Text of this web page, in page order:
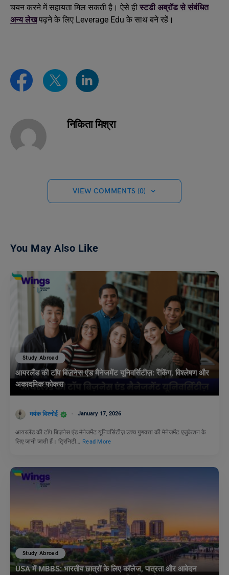
चयन करने में सहायता मिल सकती है। ऐसे ही स्टडी अब्रॉड से संबंधित
अन्य लेख पढ़ने के लिए Leverage Edu के साथ बने रहें।
निकिता मिश्रा
VIEW COMMENTS (0)
You May Also Like
Study Abroad
आयरलैंड की टॉप बिज़नेस एंड मैनेजमेंट यूनिवर्सिटीज़: रैंकिंग, विश्लेषण और
अकादमिक फोकस
मयंक विश्नोई January 17, 2026
आयरलैंड की टॉप बिज़नेस एंड मैनेजमेंट यूनिवर्सिटीज़ उच्च गुणवत्ता की मैनेजमेंट एजुकेशन के
लिए जानी जाती हैं। ट्रिनिटी… Read More
Study Abroad
USA में MBBS: भारतीय छात्रों के लिए कॉलेज, पात्रता और आवेदन